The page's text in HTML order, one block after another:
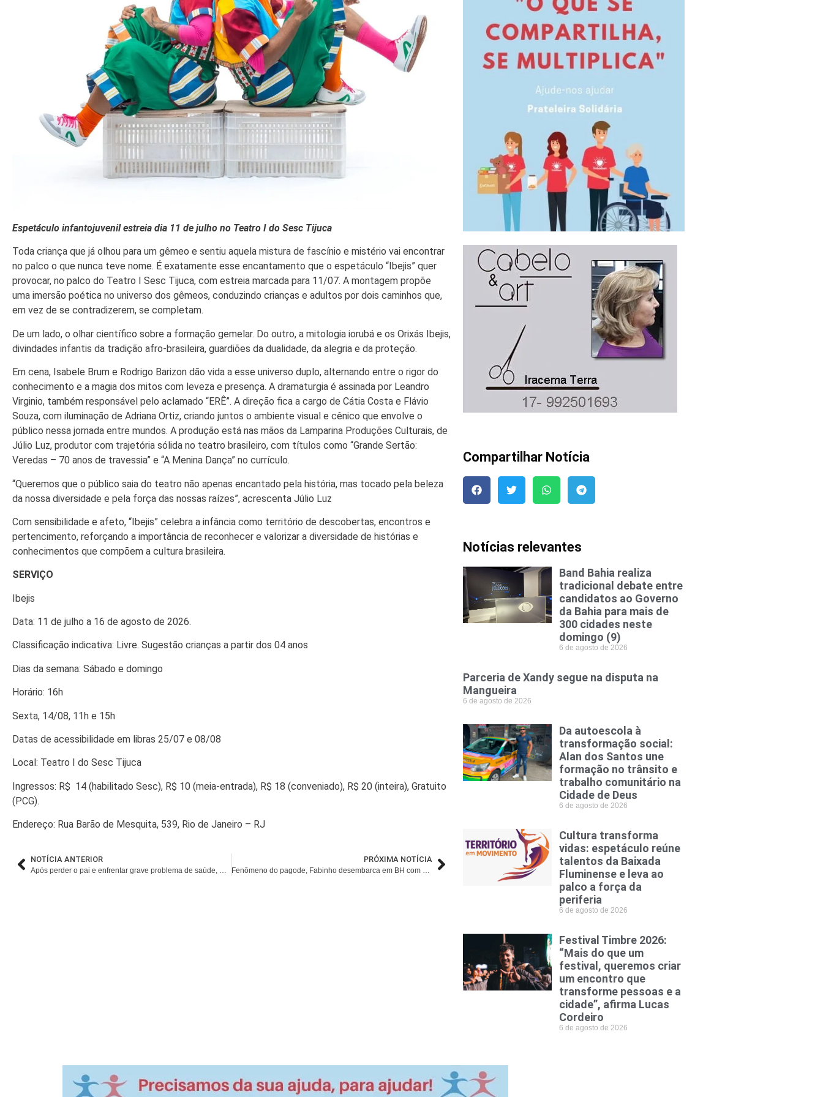
Espetáculo infantojuvenil estreia dia 11 de julho no Teatro I do Sesc Tijuca
Toda criança que já olhou para um gêmeo e sentiu aquela mistura de fascínio e mistério vai encontrar
no palco o que nunca teve nome. É exatamente esse encantamento que o espetáculo “Ibejis” quer
provocar, no palco do Teatro I Sesc Tijuca, com estreia marcada para 11/07. A montagem propõe
uma imersão poética no universo dos gêmeos, conduzindo crianças e adultos por dois caminhos que,
em vez de se contradizerem, se completam.
De um lado, o olhar científico sobre a formação gemelar. Do outro, a mitologia iorubá e os Orixás Ibejis,
divindades infantis da tradição afro-brasileira, guardiões da dualidade, da alegria e da proteção.
Em cena, Isabele Brum e Rodrigo Barizon dão vida a esse universo duplo, alternando entre o rigor do
conhecimento e a magia dos mitos com leveza e presença. A dramaturgia é assinada por Leandro
Virginio, também responsável pelo aclamado “ERÊ”. A direção fica a cargo de Cátia Costa e Flávio
Souza, com iluminação de Adriana Ortiz, criando juntos o ambiente visual e cênico que envolve o
público nessa jornada entre mundos. A produção está nas mãos da Lamparina Produções Culturais, de
Júlio Luz, produtor com trajetória sólida no teatro brasileiro, com títulos como “Grande Sertão:
Veredas – 70 anos de travessia” e “A Menina Dança” no currículo.
“Queremos que o público saia do teatro não apenas encantado pela história, mas tocado pela beleza
da nossa diversidade e pela força das nossas raízes”, acrescenta Júlio Luz
Com sensibilidade e afeto, “Ibejis” celebra a infância como território de descobertas, encontros e
pertencimento, reforçando a importância de reconhecer e valorizar a diversidade de histórias e
conhecimentos que compõem a cultura brasileira.
SERVIÇO
Ibejis
Data: 11 de julho a 16 de agosto de 2026.
Classificação indicativa: Livre. Sugestão crianças a partir dos 04 anos
Dias da semana: Sábado e domingo
Horário: 16h
Sexta, 14/08, 11h e 15h
Datas de acessibilidade em libras 25/07 e 08/08
Local: Teatro I do Sesc Tijuca
Ingressos: R$ 14 (habilitado Sesc), R$ 10 (meia-entrada), R$ 18 (conveniado), R$ 20 (inteira), Gratuito
(PCG).
Endereço: Rua Barão de Mesquita, 539, Rio de Janeiro – RJ
NOTÍCIA ANTERIOR PRÓXIMA NOTÍCIA
Compartilhar Notícia
Notícias relevantes
Band Bahia realiza
tradicional debate entre
candidatos ao Governo
da Bahia para mais de
300 cidades neste
domingo (9)
6 de agosto de 2026
Parceria de Xandy segue na disputa na
Mangueira
6 de agosto de 2026
Da autoescola à
transformação social:
Alan dos Santos une
formação no trânsito e
trabalho comunitário na
Cidade de Deus
6 de agosto de 2026
Cultura transforma
vidas: espetáculo reúne
talentos da Baixada
Fluminense e leva ao
palco a força da
periferia
6 de agosto de 2026
Festival Timbre 2026:
“Mais do que um
festival, queremos criar
um encontro que
transforme pessoas e a
cidade”, afirma Lucas
Cordeiro
6 de agosto de 2026